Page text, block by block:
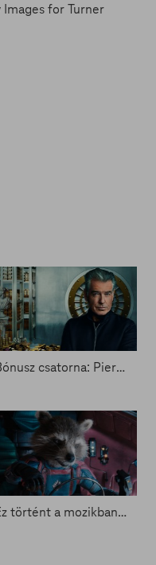
for Turner
Bónusz csatorna: Pierce Brosnan a történelem legnagyobb rablói után ered
Ez történt a mozikban hétvégén - Zacc nélkül 1681.